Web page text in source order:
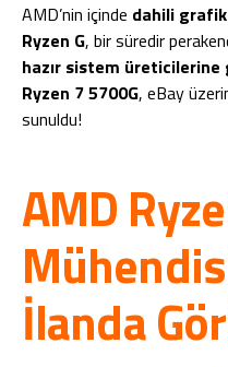
AMD’nin içinde dahili
Ryzen G, bir süredir
hazır sistem üreticilerine
Ryzen 7 5700G, eBay
sunuldu!
AMD
İlanda